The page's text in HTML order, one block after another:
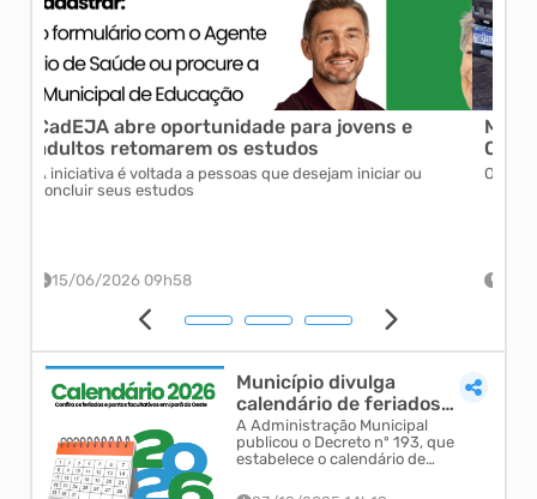
Mais estrutura para o município: Iporã do
Oeste recebe caminhão prancha de R$ 795
mil
O investimento total foi de R$ 795 mil
24/06/2026 16h35
Município divulga
calendário de feriados
e pontos facultativos
para 2026
A Administração Municipal
publicou o Decreto nº 193, que
estabelece o calendário de
Poder Executivo Municipal para o